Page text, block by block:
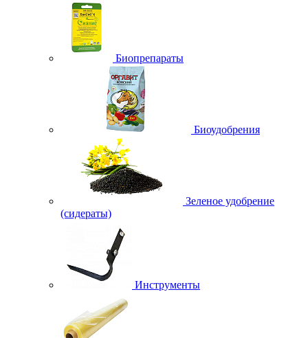
Биопрепараты
Биоудобрения
Зеленое удобрение
(сидераты)
Инструменты